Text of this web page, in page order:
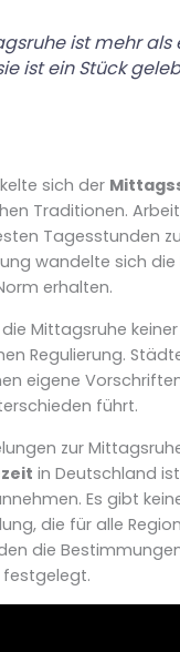
ist mehr als
ist ein Stück
sich der
Traditionen.
Tagesstunden
wandelte sich die
erhalten.
Mittagsruhe keiner
Regulierung.
eigene
führt.
zur
in Deutschland
Es gibt
die für alle
die
festgelegt.